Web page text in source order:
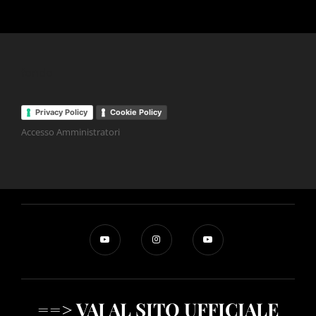
Privacy Policy Cookie Policy
Accesso Amministratori
==> VAI AL SITO UFFICIALE